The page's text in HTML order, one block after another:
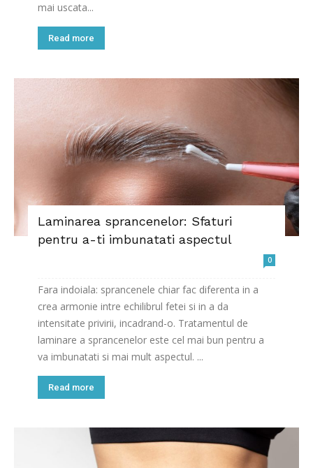
mai uscata...
Read more
Laminarea sprancenelor: Sfaturi
pentru a-ti imbunatati aspectul
0
Fara indoiala: sprancenele chiar fac diferenta in a
crea armonie intre echilibrul fetei si in a da
intensitate privirii, incadrand-o. Tratamentul de
laminare a sprancenelor este cel mai bun pentru a
va imbunatati si mai mult aspectul. ...
Read more